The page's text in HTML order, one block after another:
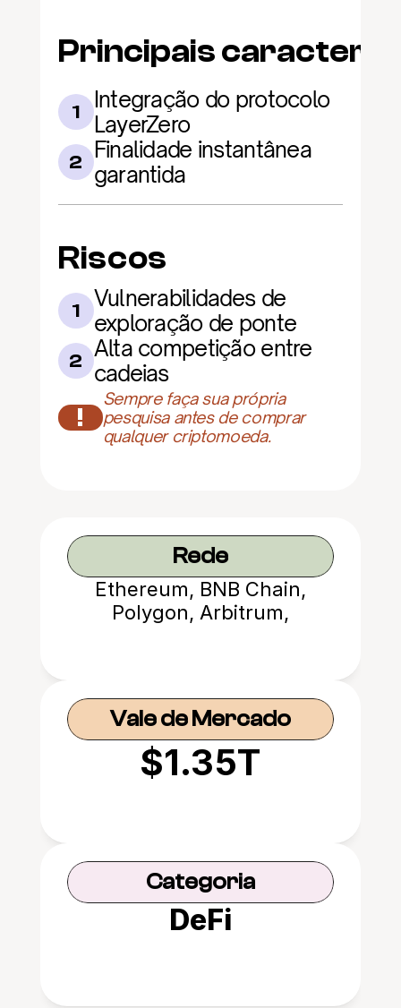
Principais
1
Integração do protocolo
LayerZero
2 Finalidade instantânea
garantida
Riscos
1
Vulnerabilidades de
exploração de ponte
2 Alta competição entre
cadeias
!
Sempre faça sua própria
pesquisa antes de comprar
qualquer criptomoeda.
Rede
Ethereum, BNB Chain,
Polygon, Arbitrum,
Vale de Mercado
$1.35T
Categoria
DeFi